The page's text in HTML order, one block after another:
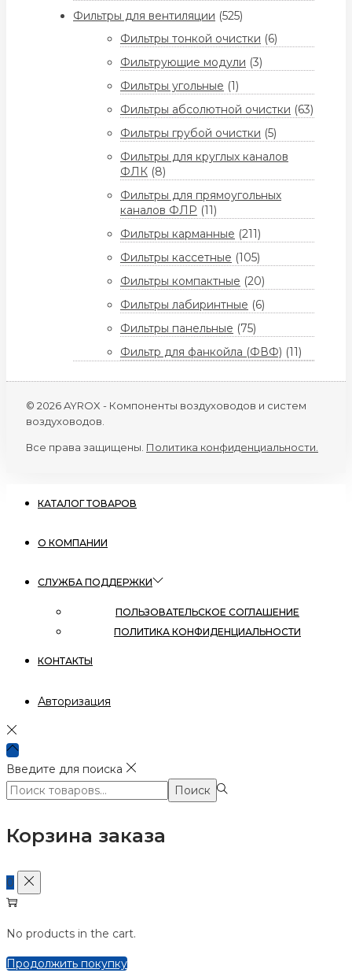
Фильтры для вентиляции (525)
Фильтры тонкой очистки (6)
Фильтрующие модули (3)
Фильтры угольные (1)
Фильтры абсолютной очистки (63)
Фильтры грубой очистки (5)
Фильтры для круглых каналов
ФЛК (8)
Фильтры для прямоугольных
каналов ФЛР (11)
Фильтры карманные (211)
Фильтры кассетные (105)
Фильтры компактные (20)
Фильтры лабиринтные (6)
Фильтры панельные (75)
Фильтр для фанкойла (ФВФ) (11)
© 2026 AYROX - Компоненты воздуховодов и систем
воздуховодов.
Все права защищены. Политика конфиденциальности.
КАТАЛОГ ТОВАРОВ
О КОМПАНИИ
СЛУЖБА ПОДДЕРЖКИ
ПОЛЬЗОВАТЕЛЬСКОЕ СОГЛАШЕНИЕ
ПОЛИТИКА КОНФИДЕНЦИАЛЬНОСТИ
КОНТАКТЫ
Авторизация
Введите для поиска
Поиск:>
Поиск
Корзина заказа
0
No products in the cart.
Продолжить покупку